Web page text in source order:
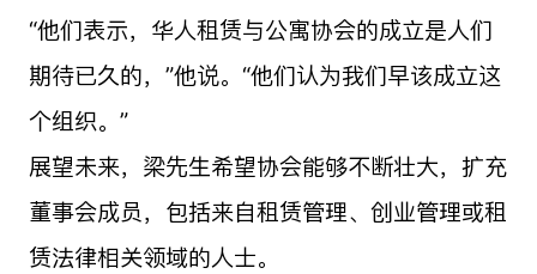
“他们表示，华人租赁与公寓协会的成立是人们
期待已久的，”他说。“他们认为我们早该成立这
个组织。”
展望未来，梁先生希望协会能够不断壮大，扩充
董事会成员，包括来自租赁管理、创业管理或租
赁法律相关领域的人士。